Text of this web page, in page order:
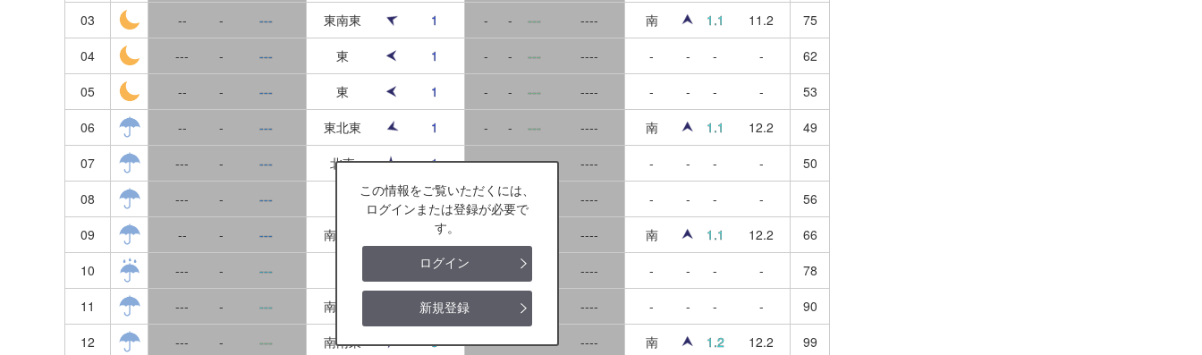
千葉
茨城
埼玉
栃木
群馬
長野
山梨
静岡
愛知
間口
城ヶ島
向ヶ崎
油壺
諸磯
小田和湾
新宿湾(逗子）
江ノ島
真鶴
この情報をご覧いただくには、
ログインまたは登録が必要で
す。
ログイン
新規登録
03
-- - --- 東南東 1 - - --- ---- 南 1.1 11.2
75
04
--- - --- 東 1 - - --- ---- - - - -
62
05
-- - --- 東 1 - - --- ---- - - - -
53
06
-- - --- 東北東 1 - - --- ---- 南 1.1 12.2
49
07
--- - --- 北東 1 - - --- ---- - - - -
50
08
--- - --- 1 - - ---- - - - -
56
09
-- - --- 南南東 1 ---- 南 1.1 12.2
66
10
--- - --- 1 ---- - - - -
78
11
--- - --- 南南東 2 ---- - - - -
90
12
--- - --- 南南東 3 - - --- ---- 南 1.2 12.2
99